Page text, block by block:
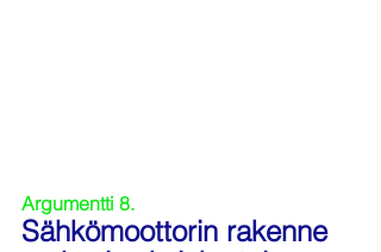
Argumentti 8.
Sähkömoottorin rakenne